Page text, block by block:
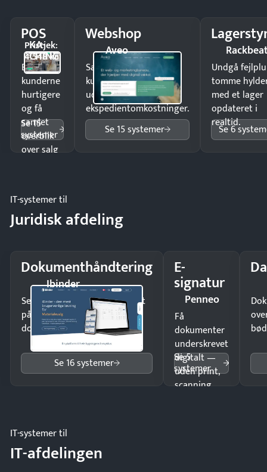
POS
KA-
CHING
Pristjek:
4.548 kr
Ekspedér
kunderne
hurtigere
og få
samlet
overblik
over salg
Se 15
systemer
Webshop
Aveo
Sælg produkter 24/7 til
kunder i hele landet
uden
ekspedientomkostninger.
Se 15 systemer
Undgå
tomme
med et lager
opdateret i
realtid.
Se 6
IT-systemer til
Juridisk afdeling
Dokumenthåndtering
Ibinder
Send kontrakter til underskrift
på minutter og mist ingen
dokumenter.
Se 16 systemer
E-
signatur
Penneo
Få
dokumenter
underskrevet
digitalt —
uden print,
scanning
Se 5
systemer
IT-systemer til
IT-afdelingen